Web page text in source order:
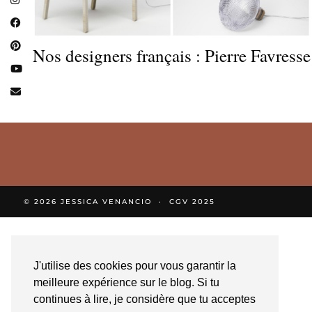
J'utilise des cookies pour vous garantir la
meilleure expérience sur le blog. Si tu
continues à lire, je considère que tu acceptes
Nos designers français : Pierre Favresse
© 2026 JESSICA VENANCIO CGV 2025